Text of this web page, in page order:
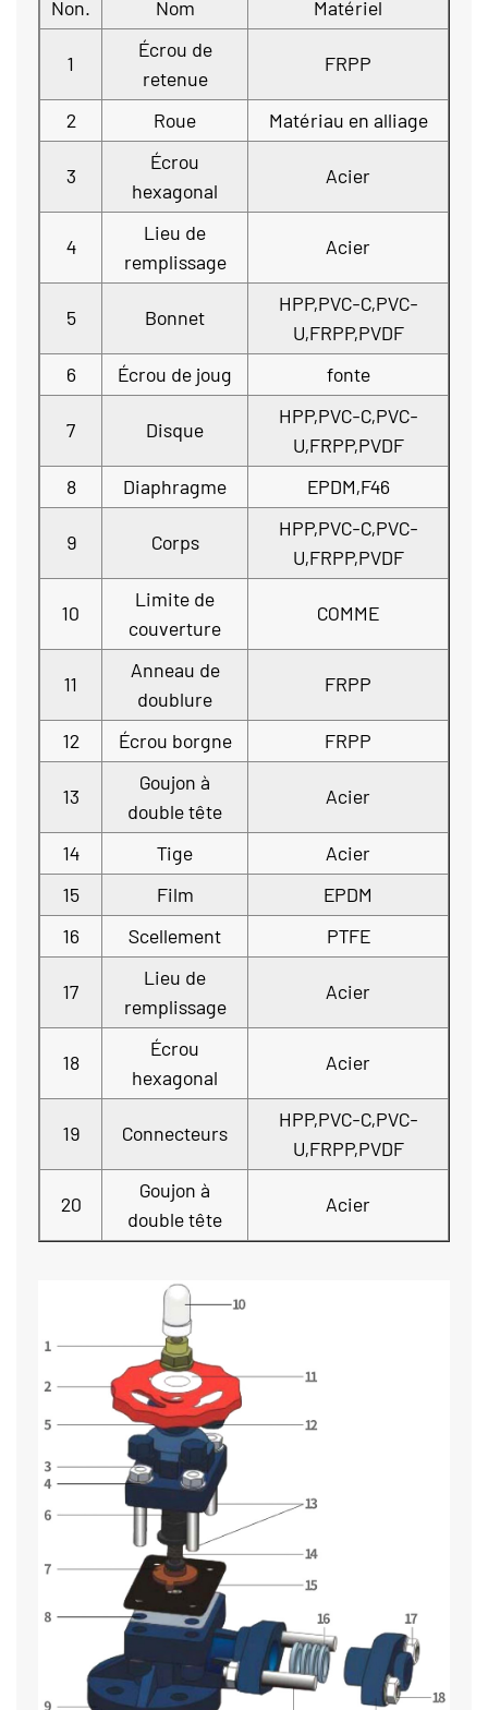
Non. Nom Matériel
1
Écrou de
retenue
FRPP
2 Roue Matériau en alliage
3
Écrou
hexagonal
Acier
4
Lieu de
remplissage
Acier
5 Bonnet
HPP,PVC-C,PVC-
U,FRPP,PVDF
6
Écrou de joug fonte
7 Disque
HPP,PVC-C,PVC-
U,FRPP,PVDF
8
Diaphragme EPDM,F46
9 Corps
HPP,PVC-C,PVC-
U,FRPP,PVDF
10
Limite de
couverture
COMME
11
Anneau de
doublure
FRPP
12 Écrou borgne FRPP
13
Goujon à
double tête
Acier
14 Tige
Acier
15
Film
EPDM
16
Scellement PTFE
17
Lieu de
remplissage
Acier
18
Écrou
hexagonal
Acier
19 Connecteurs
HPP,PVC-C,PVC-
U,FRPP,PVDF
20
Goujon à
double tête
Acier